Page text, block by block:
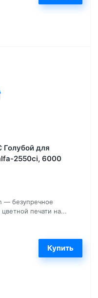
Голубой для
2550ci, 6000
— безупречное
печати на...